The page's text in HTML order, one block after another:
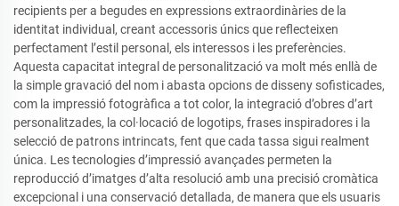
recipients per a begudes en expressions extraordinàries de la
identitat individual, creant accessoris únics que reflecteixen
perfectament l’estil personal, els interessos i les preferències.
Aquesta capacitat integral de personalització va molt més enllà de
la simple gravació del nom i abasta opcions de disseny sofisticades,
com la impressió fotogràfica a tot color, la integració d’obres d’art
personalitzades, la col·locació de logotips, frases inspiradores i la
selecció de patrons intrincats, fent que cada tassa sigui realment
única. Les tecnologies d’impressió avançades permeten la
reproducció d’imatges d’alta resolució amb una precisió cromàtica
excepcional i una conservació detallada, de manera que els usuaris